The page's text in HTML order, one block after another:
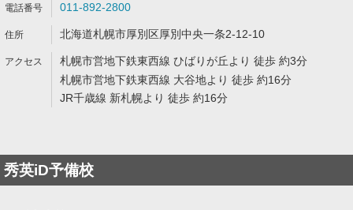
011-892-2800
北海道札幌市厚別区厚別中央一条2-12-10
札幌市営地下鉄東西線 ひばりが丘より 徒歩 約3分
札幌市営地下鉄東西線 大谷地より 徒歩 約16分
JR千歳線 新札幌より 徒歩 約16分
秀英iD予備校